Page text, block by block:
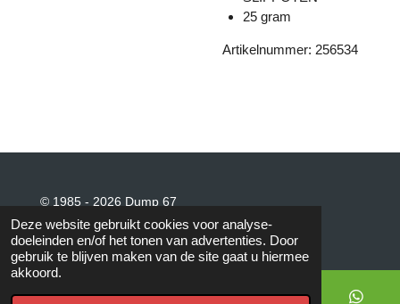
Deze website gebruikt cookies voor analyse-
doeleinden en/of het tonen van advertenties. Door
gebruik te blijven maken van de site gaat u hiermee
akkoord.
25 gram
Artikelnummer: 256534
© 1985 - 2026 Dump 67
Powered byJouwWeb